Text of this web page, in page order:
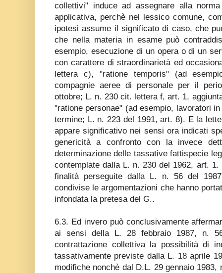
collettivi" induce ad assegnare alla
applicativa, perchè nel lessico comune,
ipotesi assume il significato di caso, che
che nella materia in esame può
esempio, esecuzione di un opera o di un
con carattere di straordinarietà ed
lettera c), "ratione temporis" (ad
compagnie aeree di personale per il
ottobre; L. n. 230 cit. lettera f, art. 1,
"ratione personae" (ad esempio, lavoratori
termine; L. n. 223 del 1991, art. 8). E la
appare significativo nei sensi ora indicati
genericità a confronto con la invece
determinazione delle tassative fattispecie
contemplate dalla L. n. 230 del 1962, art.
finalità perseguite dalla L. n. 56 del
condivise le argomentazioni che hanno
infondata la pretesa del G..
6.3. Ed invero può conclusivamente
ai sensi della L. 28 febbraio 1987, n.
contrattazione collettiva la possibilità di
tassativamente previste dalla L. 18 aprile
modifiche nonchè dal D.L. 29 gennaio